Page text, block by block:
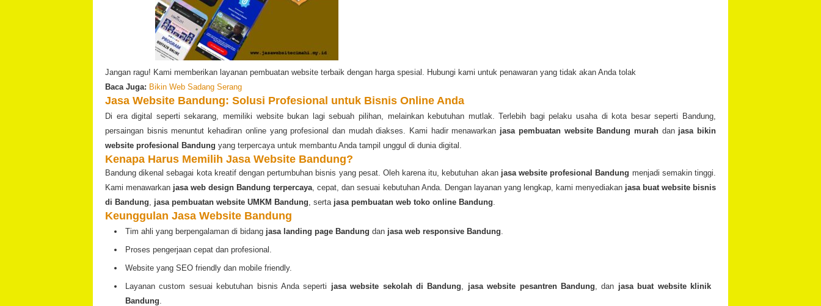
Jangan ragu! Kami memberikan layanan pembuatan website terbaik dengan harga spesial. Hubungi kami untuk penawaran yang tidak akan Anda tolak
Baca Juga: Bikin Web Sadang Serang
Jasa Website Bandung: Solusi Profesional untuk Bisnis Online Anda
Di era digital seperti sekarang, memiliki website bukan lagi sebuah pilihan, melainkan kebutuhan mutlak. Terlebih bagi pelaku usaha di kota besar seperti Bandung,
persaingan bisnis menuntut kehadiran online yang profesional dan mudah diakses. Kami hadir menawarkan jasa pembuatan website Bandung murahdan jasa bikin
website profesional Bandung yang terpercaya untuk membantu Anda tampil unggul di dunia digital.
Kenapa Harus Memilih Jasa Website Bandung?
Bandung dikenal sebagai kota kreatif dengan pertumbuhan bisnis yang pesat. Oleh karena itu, kebutuhan akan jasa website profesional Bandung menjadi semakin tinggi.
Kami menawarkan jasa web design Bandung terpercaya, cepat, dan sesuai kebutuhan Anda. Dengan layanan yang lengkap, kami menyediakan jasa buat website bisnis
di Bandung, jasa pembuatan website UMKM Bandung, serta jasa pembuatan web toko online Bandung.
Keunggulan Jasa Website Bandung
Tim ahli yang berpengalaman di bidang jasa landing page Bandung dan jasa web responsive Bandung.
Proses pengerjaan cepat dan profesional.
Website yang SEO friendly dan mobile friendly.
Layanan custom sesuai kebutuhan bisnis Anda seperti jasa website sekolah di Bandung, jasa website pesantren Bandung, dan jasa buat website klinik
Bandung.